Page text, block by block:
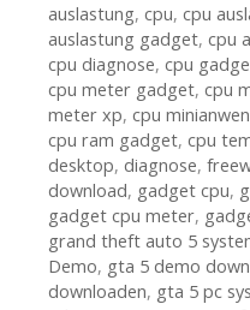
auslastung, cpu, cpu
auslastung gadget, cpu
cpu diagnose, cpu
cpu meter gadget, cpu
meter xp, cpu
cpu ram gadget, cpu
desktop, diagnose,
download, gadget cpu,
gadget cpu meter,
grand theft auto 5
Demo, gta 5 demo
downloaden, gta 5 pc